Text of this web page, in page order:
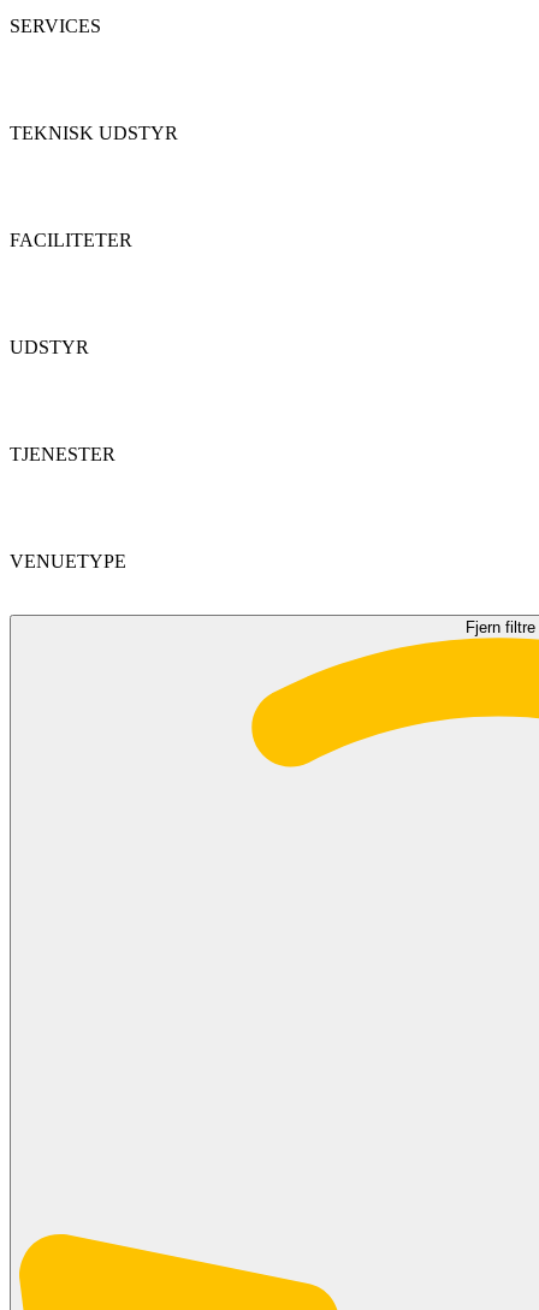
SERVICES
TEKNISK UDSTYR
FACILITETER
UDSTYR
TJENESTER
VENUETYPE
Fjern filtre